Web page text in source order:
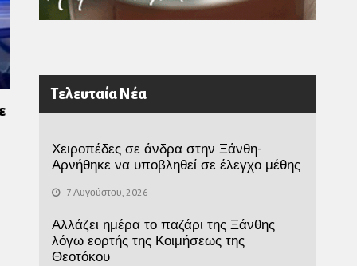
Τελευταία Νέα
Χειροπέδες σε άνδρα στην Ξάνθη-
Αρνήθηκε να υποβληθεί σε έλεγχο μέθης
7 Αυγούστου, 2026
Αλλάζει ημέρα το παζάρι της Ξάνθης
λόγω εορτής της Κοιμήσεως της
Θεοτόκου